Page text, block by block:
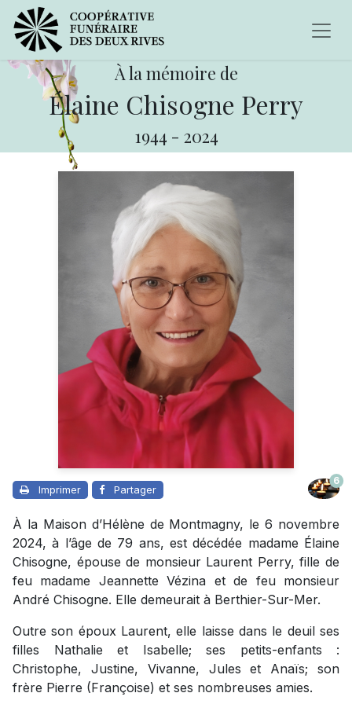
À la mémoire de
Élaine Chisogne Perry
1944 - 2024
Imprimer Partager
6
À la Maison d’Hélène de Montmagny, le 6 novembre
2024, à l’âge de 79 ans, est décédée madame Élaine
Chisogne, épouse de monsieur Laurent Perry, fille de
feu madame Jeannette Vézina et de feu monsieur
André Chisogne. Elle demeurait à Berthier-Sur-Mer.
Outre son époux Laurent, elle laisse dans le deuil ses
filles Nathalie et Isabelle; ses petits-enfants :
Christophe, Justine, Vivanne, Jules et Anaïs; son
frère Pierre (Françoise) et ses nombreuses amies.